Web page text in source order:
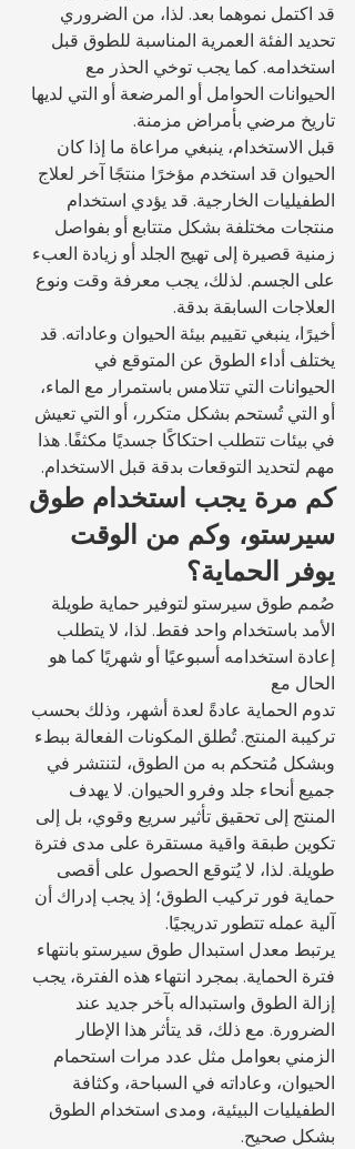
قد اكتمل نموهما بعد. لذا، من الضروري
تحديد الفئة العمرية المناسبة للطوق قبل
استخدامه. كما يجب توخي الحذر مع
الحيوانات الحوامل أو المرضعة أو التي لديها
تاريخ مرضي بأمراض مزمنة.
قبل الاستخدام، ينبغي مراعاة ما إذا كان
الحيوان قد استخدم مؤخرًا منتجًا آخر لعلاج
الطفيليات الخارجية. قد يؤدي استخدام
منتجات مختلفة بشكل متتابع أو بفواصل
زمنية قصيرة إلى تهيج الجلد أو زيادة العبء
على الجسم. لذلك، يجب معرفة وقت ونوع
العلاجات السابقة بدقة.
أخيرًا، ينبغي تقييم بيئة الحيوان وعاداته. قد
يختلف أداء الطوق عن المتوقع في
الحيوانات التي تتلامس باستمرار مع الماء،
أو التي تُستحم بشكل متكرر، أو التي تعيش
في بيئات تتطلب احتكاكًا جسديًا مكثفًا. هذا
مهم لتحديد التوقعات بدقة قبل الاستخدام.
كم مرة يجب استخدام طوق
سيرستو، وكم من الوقت
يوفر الحماية؟
صُمم طوق سيرستو لتوفير حماية طويلة
الأمد باستخدام واحد فقط. لذا، لا يتطلب
إعادة استخدامه أسبوعيًا أو شهريًا كما هو
الحال مع
تدوم الحماية عادةً لعدة أشهر، وذلك بحسب
تركيبة المنتج. تُطلق المكونات الفعالة ببطء
وبشكل مُتحكم به من الطوق، لتنتشر في
جميع أنحاء جلد وفرو الحيوان. لا يهدف
المنتج إلى تحقيق تأثير سريع وقوي، بل إلى
تكوين طبقة واقية مستقرة على مدى فترة
طويلة. لذا، لا يُتوقع الحصول على أقصى
حماية فور تركيب الطوق؛ إذ يجب إدراك أن
آلية عمله تتطور تدريجيًا.
يرتبط معدل استبدال طوق سيرستو بانتهاء
فترة الحماية. بمجرد انتهاء هذه الفترة، يجب
إزالة الطوق واستبداله بآخر جديد عند
الضرورة. مع ذلك، قد يتأثر هذا الإطار
الزمني بعوامل مثل عدد مرات استحمام
الحيوان، وعاداته في السباحة، وكثافة
الطفيليات البيئية، ومدى استخدام الطوق
بشكل صحيح.